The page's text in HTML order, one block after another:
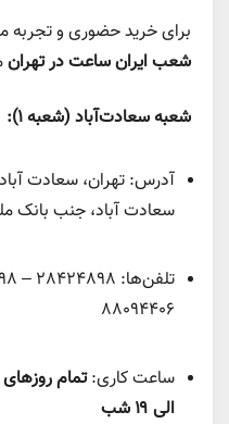
برای خرید حضوری و تجربه
شعب ایران‌ ساعت در تهران
شعبه سعادت‌آباد (شعبه 1):
آدرس: تهران، سعادت
سعادت آباد، جنب بانک
88094406
ساعت کاری:
الی ۱۹ شب